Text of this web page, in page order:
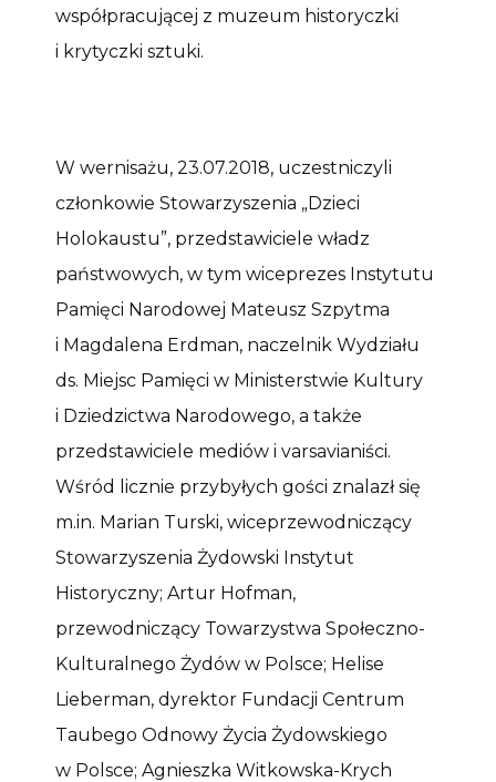
współpracującej z muzeum historyczki
i krytyczki sztuki.
W wernisażu, 23.07.2018, uczestniczyli
członkowie Stowarzyszenia „Dzieci
Holokaustu”, przedstawiciele władz
państwowych, w tym wiceprezes Instytutu
Pamięci Narodowej Mateusz Szpytma
i Magdalena Erdman, naczelnik Wydziału
ds. Miejsc Pamięci w Ministerstwie Kultury
i Dziedzictwa Narodowego, a także
przedstawiciele mediów i varsavianiści.
Wśród licznie przybyłych gości znalazł się
m.in. Marian Turski, wiceprzewodniczący
Stowarzyszenia Żydowski Instytut
Historyczny; Artur Hofman,
przewodniczący Towarzystwa Społeczno-
Kulturalnego Żydów w Polsce; Helise
Lieberman, dyrektor Fundacji Centrum
Taubego Odnowy Życia Żydowskiego
w Polsce; Agnieszka Witkowska-Krych